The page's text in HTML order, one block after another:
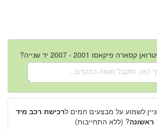
פיקאסו 2001 - 2007 יד שנייה?
לשמוע על מבצעים חמים לרכישת רכב מיד
ראשונה? (ללא התחייבות)